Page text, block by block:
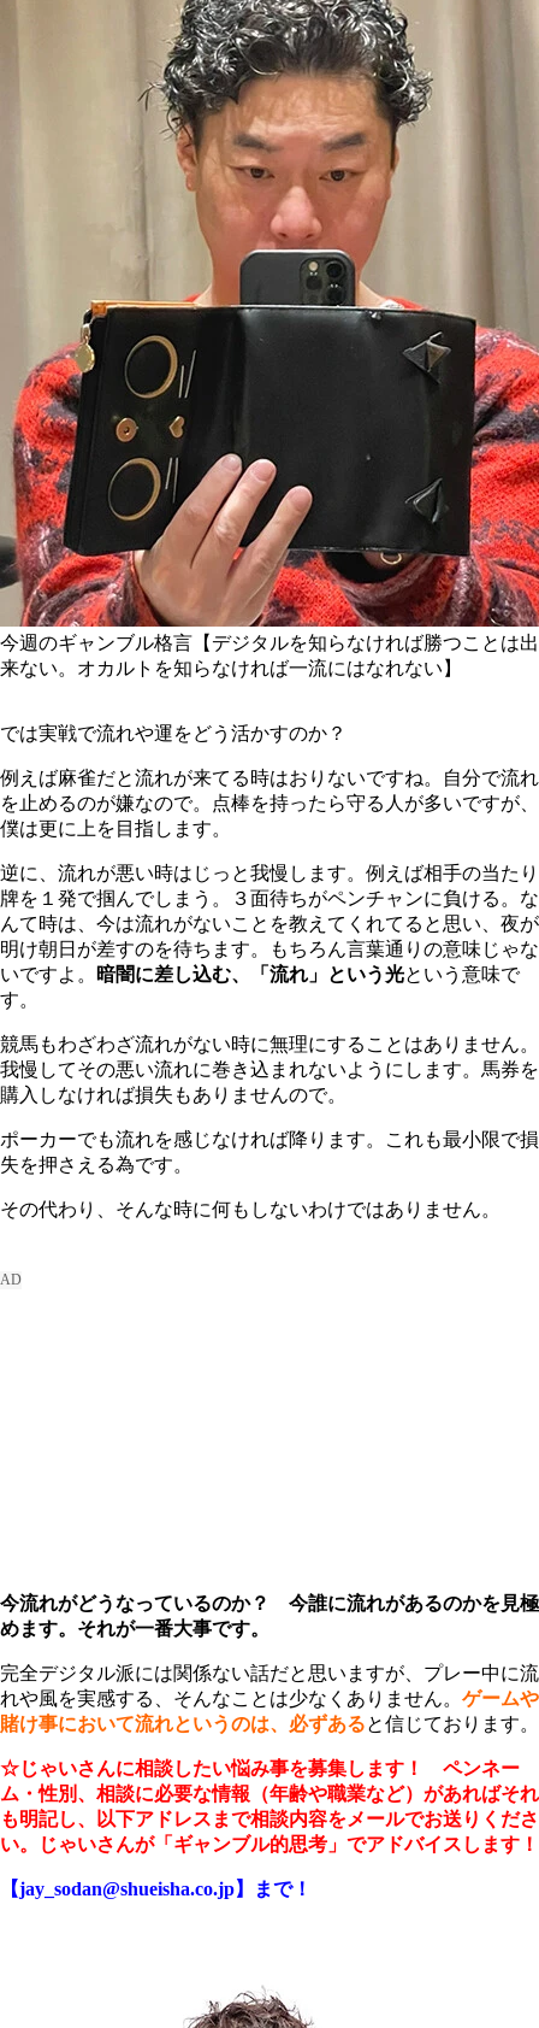
今週のギャンブル格言【デジタルを知らなければ勝つことは出
来ない。オカルトを知らなければ一流にはなれない】
では実戦で流れや運をどう活かすのか？
例えば麻雀だと流れが来てる時はおりないですね。自分で流れ
を止めるのが嫌なので。点棒を持ったら守る人が多いですが、
僕は更に上を目指します。
逆に、流れが悪い時はじっと我慢します。例えば相手の当たり
牌を１発で掴んでしまう。３面待ちがペンチャンに負ける。な
んて時は、今は流れがないことを教えてくれてると思い、夜が
明け朝日が差すのを待ちます。もちろん言葉通りの意味じゃな
いですよ。
暗闇に差し込む、「流れ」という光という意味で
す。
競馬もわざわざ流れがない時に無理にすることはありません。
我慢してその悪い流れに巻き込まれないようにします。馬券を
購入しなければ損失もありませんので。
ポーカーでも流れを感じなければ降ります。これも最小限で損
失を押さえる為です。
その代わり、そんな時に何もしないわけではありません。
今流れがどうなっているのか？ 今誰に流れがあるのかを見極
めます。それが一番大事です。
完全デジタル派には関係ない話だと思いますが、プレー中に流
れや風を実感する、そんなことは少なくありません。 ゲームや
賭け事において流れというのは、必ずあると信じております。
☆じゃいさんに相談したい悩み事を募集します！ ペンネー
ム・性別、相談に必要な情報（年齢や職業など）があればそれ
も明記し、以下アドレスまで相談内容をメールでお送りくださ
い。じゃいさんが「ギャンブル的思考」でアドバイスします！
【jay_sodan@shueisha.co.jp】まで！